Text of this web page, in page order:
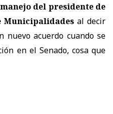
del presidente de
Municipalidades al decir
acuerdo cuando se
en el Senado, cosa que